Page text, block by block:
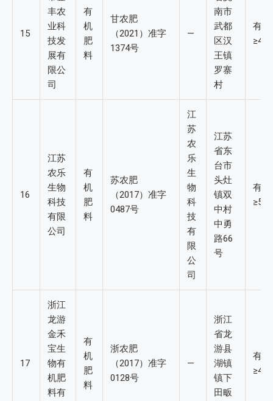
15
丰农
业科
技发
展有
限公
司
有
机
肥
料
甘农肥
（2021）准字
1374号
—
南市
武都
区汉
王镇
罗寨
村
有机
≥4%
16
江苏
农乐
生物
科技
有限
公司
有
机
肥
料
苏农肥
（2017）准字
0487号
江
苏
农
乐
生
物
科
技
有
限
公
司
江苏
省东
台市
头灶
镇双
中村
中勇
路66
号
有机
≥5%
17
浙江
龙游
金禾
宝生
物有
机肥
料有
有
机
肥
料
浙农肥
（2017）准字
0128号
—
浙江
省龙
游县
湖镇
镇下
田畈
有机
≥4%